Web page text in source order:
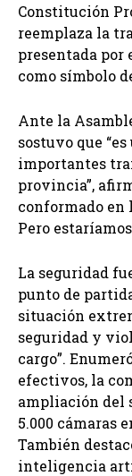
Constitución
reemplaza la
presentada
como símbolo
Ante la
sostuvo que
importantes
provincia”,
conformado en
Pero
La seguridad
punto de
situación
seguridad y
cargo”.
efectivos, la
ampliación del
5.000 cámaras
También
inteligencia